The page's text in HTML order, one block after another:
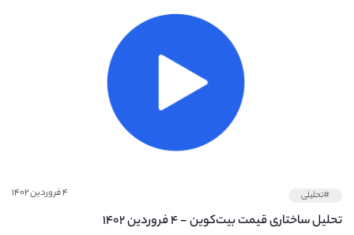
#تحلیلی ۴ فروردین ۱۴۰۲
تحلیل ساختاری قیمت بیت‌کوین - ۴ فروردین ۱۴۰۲